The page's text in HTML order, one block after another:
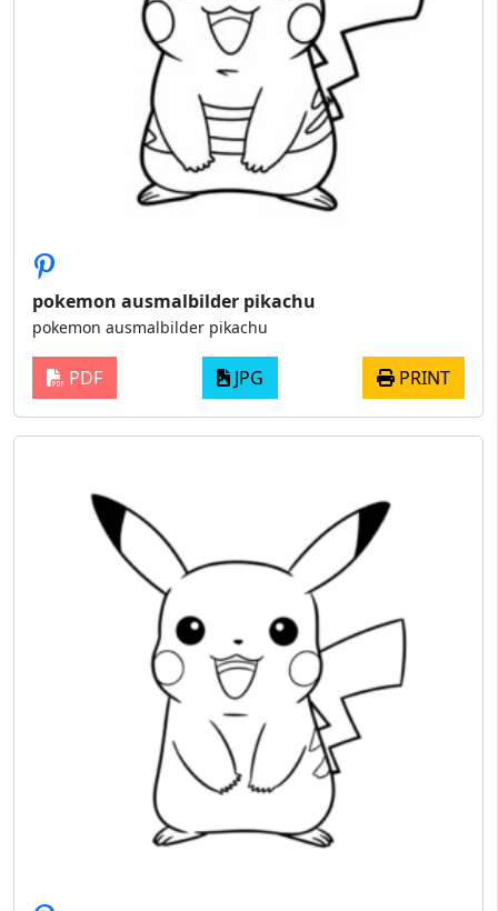
pokemon ausmalbilder pikachu​
pokemon ausmalbilder pikachu​
PDF JPG PRINT